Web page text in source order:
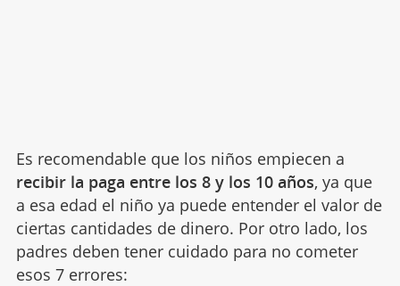
Es recomendable que los niños empiecen a
recibir la paga entre los 8 y los 10 años, ya que
a esa edad el niño ya puede entender el valor de
ciertas cantidades de dinero. Por otro lado, los
padres deben tener cuidado para no cometer
esos 7 errores: